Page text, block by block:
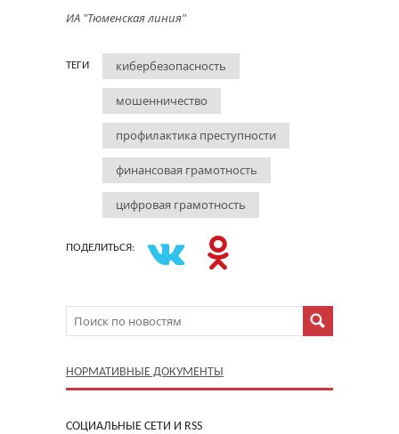
ИА "Тюменская линия"
ТЕГИ кибербезопасность
мошенничество
профилактика преступности
финансовая грамотность
цифровая грамотность
ПОДЕЛИТЬСЯ:
НОРМАТИВНЫЕ ДОКУМЕНТЫ
CОЦИАЛЬНЫЕ СЕТИ И RSS